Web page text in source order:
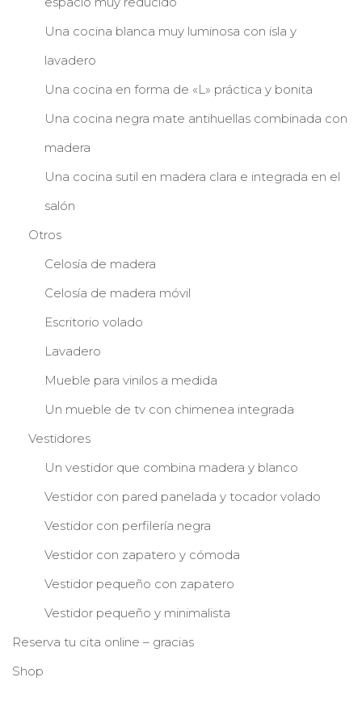
Una cocina blanca muy luminosa con isla y
lavadero
Una cocina en forma de «L» práctica y bonita
Una cocina negra mate antihuellas combinada con
madera
Una cocina sutil en madera clara e integrada en el
salón
Otros
Celosía de madera
Celosía de madera móvil
Escritorio volado
Lavadero
Mueble para vinilos a medida
Un mueble de tv con chimenea integrada
Vestidores
Un vestidor que combina madera y blanco
Vestidor con pared panelada y tocador volado
Vestidor con perfilería negra
Vestidor con zapatero y cómoda
Vestidor pequeño con zapatero
Vestidor pequeño y minimalista
Reserva tu cita online – gracias
Shop